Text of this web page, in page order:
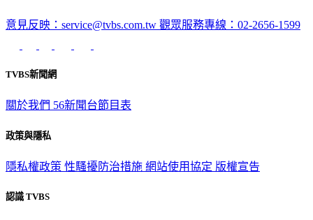
意見反映：service@tvbs.com.tw 觀眾服務專線：02-2656-1599
TVBS新聞網
關於我們 56新聞台節目表
政策與隱私
隱私權政策 性騷擾防治措施 網站使用協定 版權宣告
認識 TVBS